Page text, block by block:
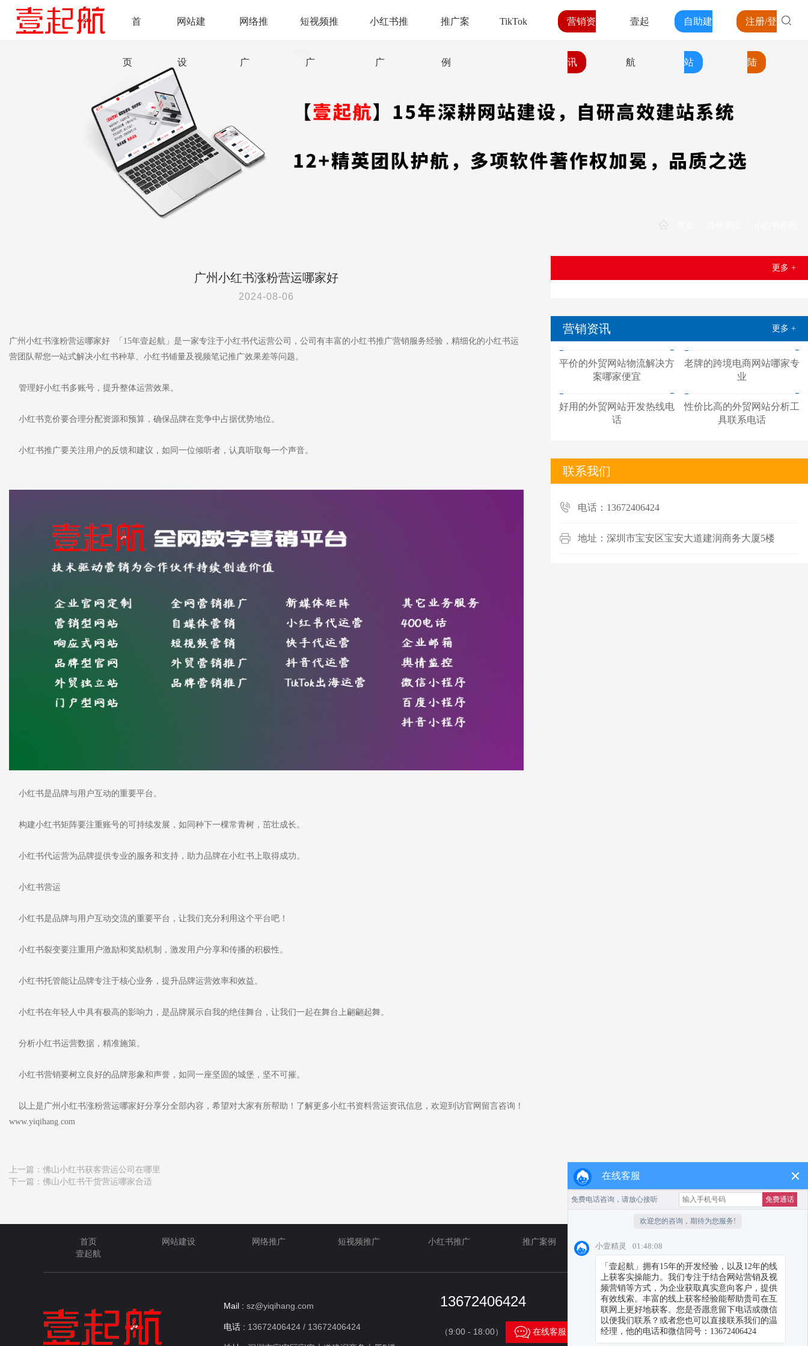
首
页
网站建
设
网络推
广
短视频推
广
小红书推
广
推广案
例
TikTok 营销资
讯
壹起
航
自助建
站
注册/登
陆
广州小红书涨粉营运哪家好
2024-08-06
广州小红书涨粉营运哪家好 「15年壹起航」是一家专注于小红书代运营公司，公司有丰富的小红书推广营销服务经验，精细化的小红书运
营团队帮您一站式解决小红书种草、小红书铺量及视频笔记推广效果差等问题。
管理好小红书多账号，提升整体运营效果。
小红书竞价要合理分配资源和预算，确保品牌在竞争中占据优势地位。
小红书推广要关注用户的反馈和建议，如同一位倾听者，认真听取每一个声音。
小红书是品牌与用户互动的重要平台。
构建小红书矩阵要注重账号的可持续发展，如同种下一棵常青树，茁壮成长。
小红书代运营为品牌提供专业的服务和支持，助力品牌在小红书上取得成功。
小红书营运
小红书是品牌与用户互动交流的重要平台，让我们充分利用这个平台吧！
小红书裂变要注重用户激励和奖励机制，激发用户分享和传播的积极性。
小红书托管能让品牌专注于核心业务，提升品牌运营效率和效益。
小红书在年轻人中具有极高的影响力，是品牌展示自我的绝佳舞台，让我们一起在舞台上翩翩起舞。
分析小红书运营数据，精准施策。
小红书营销要树立良好的品牌形象和声誉，如同一座坚固的城堡，坚不可摧。
以上是广州小红书涨粉营运哪家好分享分全部内容，希望对大家有所帮助！了解更多小红书资料营运资讯信息，欢迎到访官网留言咨询！
www.yiqihang.com
上一篇： 佛山小红书获客营运公司在哪里
下一篇： 佛山小红书干货营运哪家合适
更多 +
营销资讯 更多 +
平价的外贸网站物流解决方
案哪家便宜
老牌的跨境电商网站哪家专
业
好用的外贸网站开发热线电
话
性价比高的外贸网站分析工
具联系电话
联系我们
电话：13672406424
地址：深圳市宝安区宝安大道建润商务大厦5楼
首页 网站建设 网络推广 短视频推广 小红书推广 推广案例 TikTok
壹起航
Mail : sz@yiqihang.com
电话 : 13672406424 / 13672406424
13672406424
（9:00 - 18:00）  在线客服
在线客服